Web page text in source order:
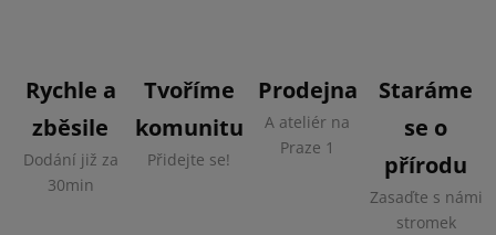
Rychle a
zběsile
Dodání již za
30min
Tvoříme
komunitu
Přidejte se!
Prodejna
A ateliér na
Praze 1
Staráme
se o
přírodu
Zasaďte s námi
stromek